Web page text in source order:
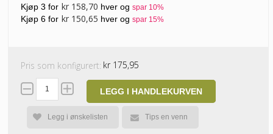
Kjøp 3 for kr 158,70 hver og spar 10%
Kjøp 6 for kr 150,65 hver og spar 15%
Pris som konfigurert: kr 175,95
LEGG I HANDLEKURVEN
Legg i ønskelisten Tips en venn